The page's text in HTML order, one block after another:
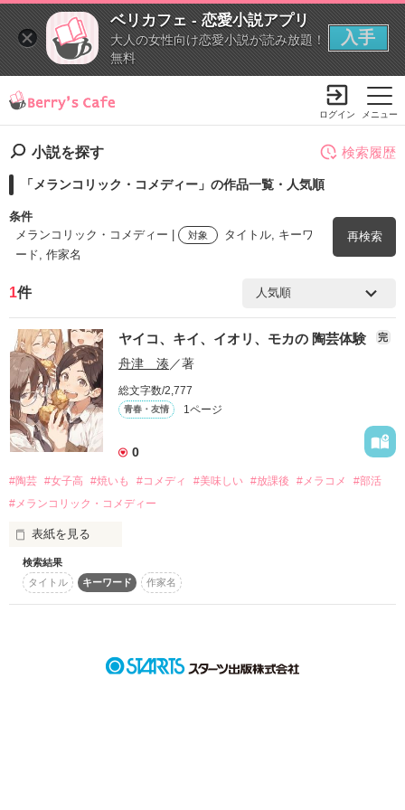
ベリカフェ - 恋愛小説アプリ
大人の女性向け恋愛小説が読み放題！
無料
入手
メニュー
ログイン
小説を探す
「メランコリック・コメディー」の作品一覧・人気順
条件
メランコリック・コメディー |
対象
タイトル, キーワ
ード, 作家名
再検索
検索ワード
を含む
詳しく検索
タイトル
ジャンル
全て 完結 更新中
検索履歴
1件
ヤイコ、キイ、イオリ、モカの 陶芸体験 完
舟津 湊／著
総文字数/2,777
青春・友情 1ページ
0
#陶芸 #女子高 #焼いも #コメディ #美味しい #放課後 #メラコメ
#部活
#メランコリック・コメディー
表紙を見る
瞬殺されてもめげないもん！
孤高の陶芸部員を巻き込んだ、
検索結果
タイトル
キーワード 作家名